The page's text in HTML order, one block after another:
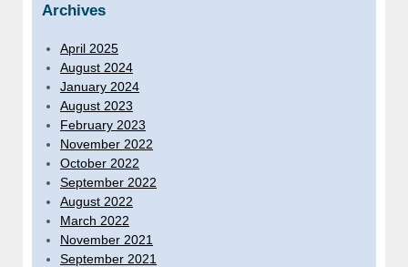
Archives
April 2025
August 2024
January 2024
August 2023
February 2023
November 2022
October 2022
September 2022
August 2022
March 2022
November 2021
September 2021